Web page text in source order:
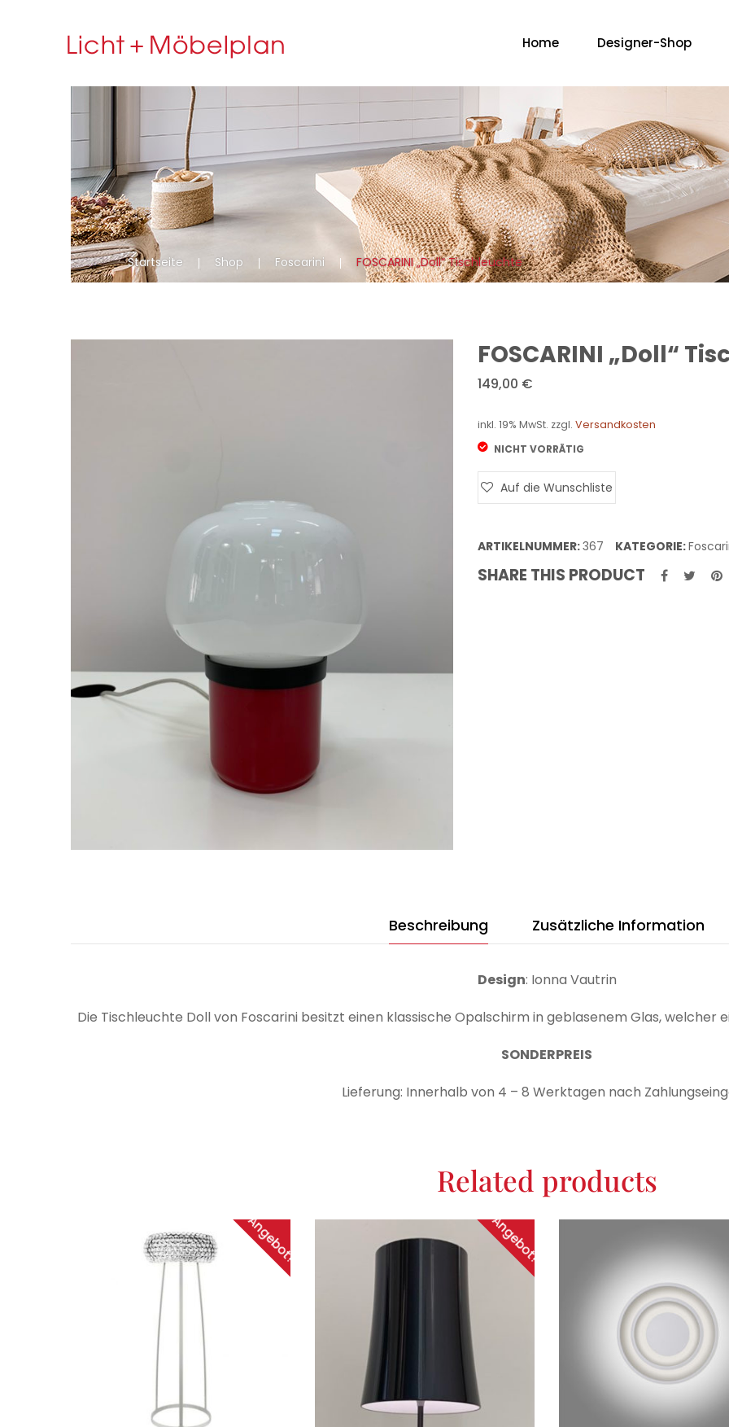
Home Designer-Shop
Startseite Shop Foscarini FOSCARINI „Doll“ Tischleuchte
FOSCARINI „Doll“
149,00 €
inkl. 19% MwSt. zzgl. Versandkosten
NICHT VORRÄTIG
Auf die Wunschliste
ARTIKELNUMMER:367 KATEGORIE:
SHARE THIS PRODUCT
Beschreibung Zusätzliche Information
Design: Ionna Vautrin
Die Tischleuchte Doll von Foscarini besitzt einen klassische Opalschirm in geblasenem Glas, welcher
SONDERPREIS
Lieferung: Innerhalb von 4 – 8 Werktagen nach
Related products
Angebot! Angebot!